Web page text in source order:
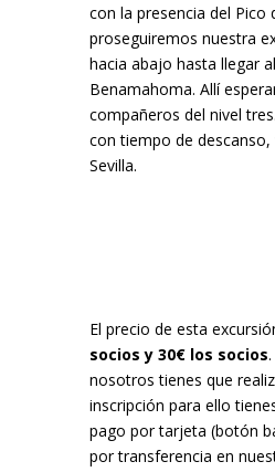
con la presencia del Pico
proseguiremos nuestra
hacia abajo hasta llegar
Benamahoma. Allí
compañeros del nivel
con tiempo de
Sevilla.
El precio de esta
socios y 30€ los socios
nosotros tienes que
inscripción para ello
pago por tarjeta (botón
por transferencia en